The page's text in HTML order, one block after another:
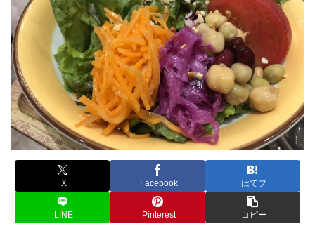
X Facebook はてブ
LINE Pinterest コピー